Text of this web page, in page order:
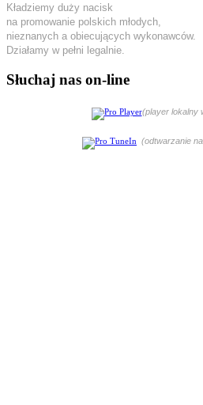
Kładziemy duży nacisk
na promowanie polskich młodych,
nieznanych a obiecujących wykonawców.
Działamy w pełni legalnie.
Słuchaj nas on-line
(player lokalny
(odtwarzanie